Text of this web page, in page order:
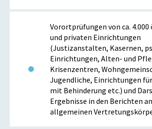
Vorortprüfungen von ca.
und privaten Einrichtungen
(Justizanstalten, Kasernen,
Einrichtungen, Alten- und
Krisenzentren,
Jugendliche, Einrichtungen
mit Behinderung etc.) und
Ergebnisse in den Berichten
allgemeinen